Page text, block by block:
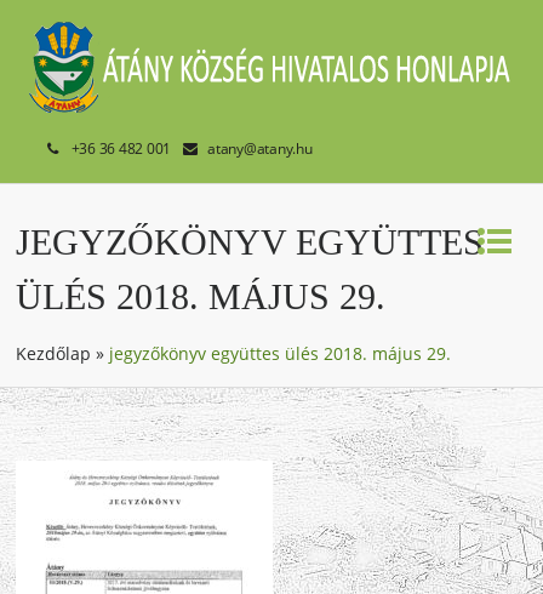
+36 36 482 001 atany@atany.hu
JEGYZŐKÖNYV EGYÜTTES
ÜLÉS 2018. MÁJUS 29.
Kezdőlap » jegyzőkönyv együttes ülés 2018. május 29.